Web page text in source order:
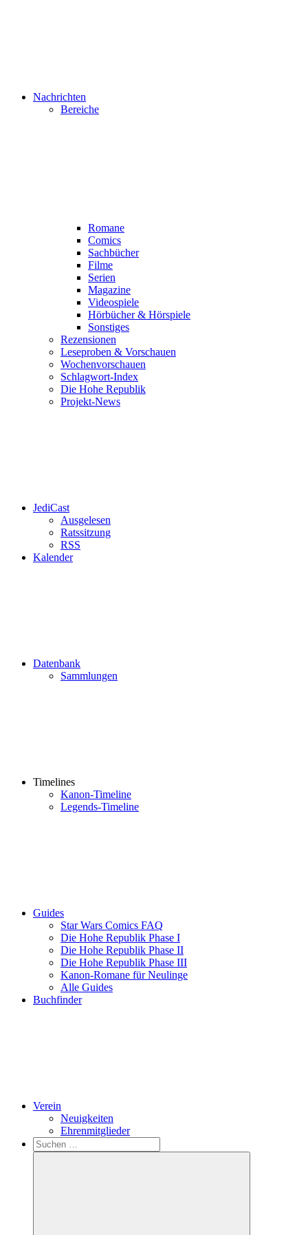
Nachrichten
Bereiche
Romane
Comics
Sachbücher
Filme
Serien
Magazine
Videospiele
Hörbücher & Hörspiele
Sonstiges
Rezensionen
Leseproben & Vorschauen
Wochenvorschauen
Schlagwort-Index
Die Hohe Republik
Projekt-News
JediCast
Ausgelesen
Ratssitzung
RSS
Kalender
Datenbank
Sammlungen
Timelines
Kanon-Timeline
Legends-Timeline
Guides
Star Wars Comics FAQ
Die Hohe Republik Phase I
Die Hohe Republik Phase II
Die Hohe Republik Phase III
Kanon-Romane für Neulinge
Alle Guides
Buchfinder
Verein
Neuigkeiten
Ehrenmitglieder
Search
Suchen
nach: